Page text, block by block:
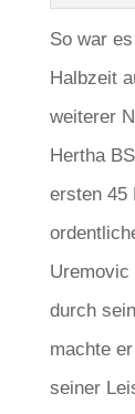
So war
Halbzeit
weiterer
Hertha
ersten 45
Uremovic
durch
machte
seiner